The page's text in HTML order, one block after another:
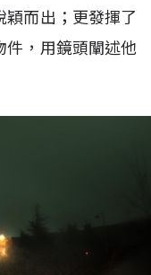
穎而出；更發揮了
件，用鏡頭闡述他